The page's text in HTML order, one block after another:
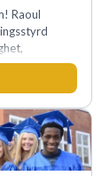
Raoul
med vad vi
utvecklas